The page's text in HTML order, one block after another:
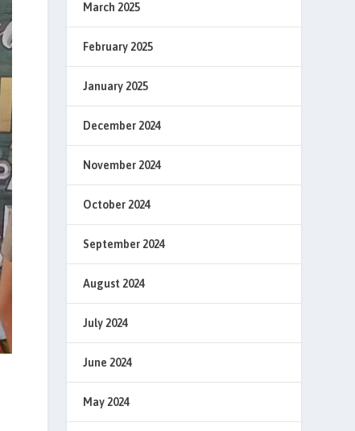
March 2025
February 2025
January 2025
December 2024
November 2024
October 2024
September 2024
August 2024
July 2024
June 2024
May 2024